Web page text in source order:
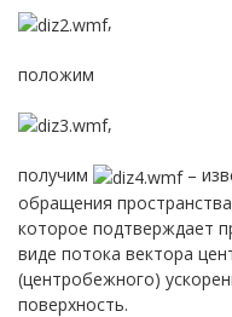
,
положим
,
получим
–
обращения
которое подтверждает
виде потока вектора
(центробежного)
поверхность.